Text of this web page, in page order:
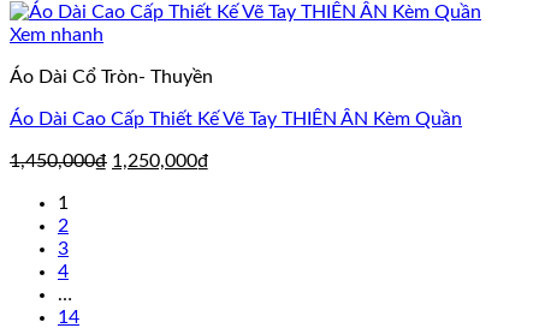
là:
tại
Xem nhanh
Áo Dài Cổ Tròn- Thuyền
Áo Dài Cao Cấp Thiết Kế Vẽ Tay THIÊN ÂN Kèm Quần
1,450,000₫ Giá
1,250,000₫
1
2
3
4
…
14